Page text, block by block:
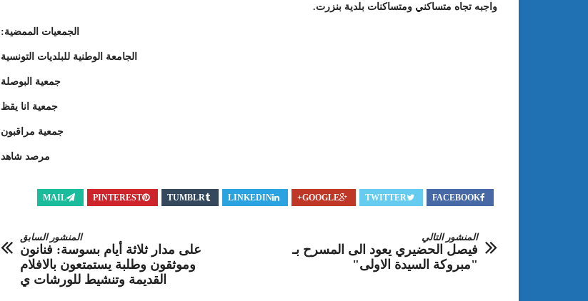
واجبه تجاه متساكني ومتساكنات بلدية بنزرت.
الجمعيات الممضية:
الجامعة الوطنية للبلديات التونسية
جمعية البوصلة
جمعية انا يقظ
جمعية مراقبون
مرصد شاهد
FACEBOOK
TWITTER
GOOGLE+
LINKEDIN
TUMBLR
PINTEREST
MAIL
المنشور السابق
على مدار ثلاثة أيام بسوسة: فنانون
وموثقون وطلبة يستمتعون بالافلام
القديمة وتنشيط للورشات ي
المنشور التالي
فيصل الحضيري يعود الى المسرح بـ
"مبروكة السيدة الاولى"